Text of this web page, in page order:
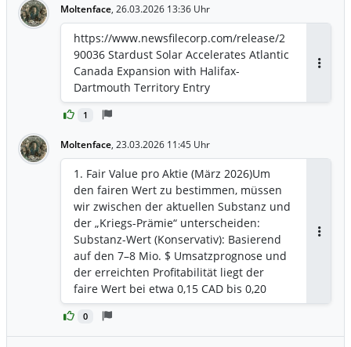
30-MW-PPA in Sambia (Zambia/ZESCO),
was langfristige Einnahmen von 60–90
Mio. USD über 20 Jahre sichert. ​Kapital:
Abschluss einer 1 Mio. $ CAD
Finanzierung (Februar) zur Finanzierung
der US-Expansion. ​Expansion
Nordamerika: Drei neue Groß-Franchises
Barrie (Ontario) und ganz frisch Halifax-
Dartmouth (Nova Scotia) am 26. März.
Moltenface, 26.03.2026 13:36 Uhr
1
https://www.newsfilecorp.com/release/2
90036 Stardust Solar Accelerates Atlantic
Canada Expansion with Halifax-
Dartmouth Territory Entry
Moltenface, 23.03.2026 11:45 Uhr
0
​1. Fair Value pro Aktie (März 2026) ​Um
den fairen Wert zu bestimmen, müssen
wir zwischen der aktuellen Substanz und
der „Kriegs-Prämie“ unterscheiden: ​
Substanz-Wert (Konservativ): Basierend
auf den 7–8 Mio. $ Umsatzprognose und
der erreichten Profitabilität liegt der
faire Wert bei etwa 0,15 CAD bis 0,20
CAD (ca. 0,10 € – 0,13 €). ​Strategischer
Wert (Inkl. Energiekrise): Wenn man das
Wachstumspotenzial durch die Ölkrise